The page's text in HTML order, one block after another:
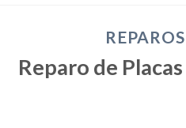
Reparo de